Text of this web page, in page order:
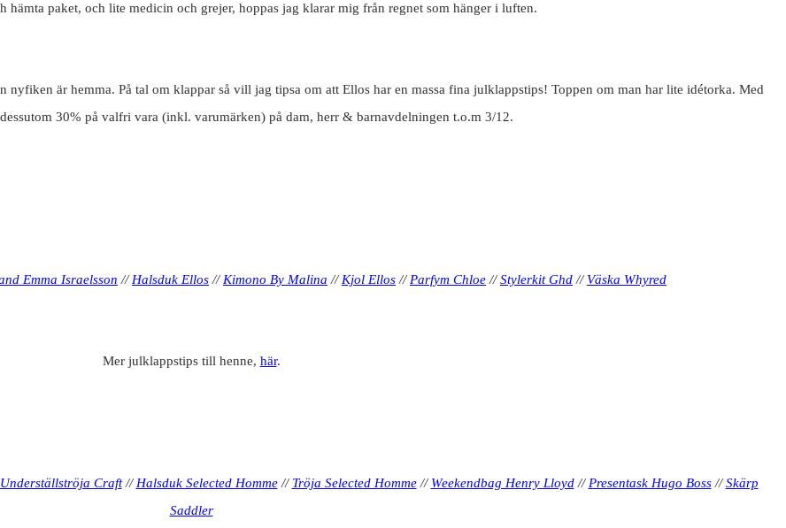
hämta paket, och lite medicin och grejer, hoppas jag klarar mig från regnet som hänger i luften.
är hemma. På tal om klappar så vill jag tipsa om att Ellos har en massa fina julklappstips! Toppen om man har lite idétorka. Med
30% på valfri vara (inkl. varumärken) på dam, herr & barnavdelningen t.o.m 3/12.
Emma Israelsson //Halsduk Ellos//Kimono By Malina //Kjol Ellos//Parfym Chloe//Stylerkit Ghd// Väska Whyred
Mer julklappstips till henne, här.
Underställströja Craft//Halsduk Selected Homme// Tröja Selected Homme// Weekendbag Henry Lloyd//Presentask Hugo Boss//Skärp
Saddler